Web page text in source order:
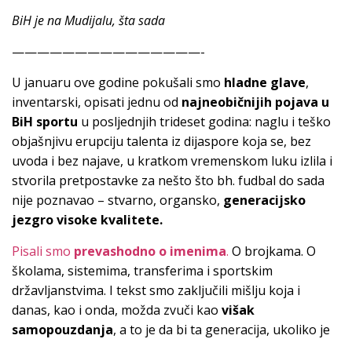
BiH je na Mudijalu, šta sada
———————————————-
U januaru ove godine pokušali smo hladne glave,
inventarski, opisati jednu od najneobičnijih pojava u
BiH sportu u posljednjih trideset godina: naglu i teško
objašnjivu erupciju talenta iz dijaspore koja se, bez
uvoda i bez najave, u kratkom vremenskom luku izlila i
stvorila pretpostavke za nešto što bh. fudbal do sada
nije poznavao – stvarno, organsko, generacijsko
jezgro visoke kvalitete.
Pisali smo prevashodno o imenima. O brojkama. O
školama, sistemima, transferima i sportskim
državljanstvima. I tekst smo zaključili mišlju koja i
danas, kao i onda, možda zvuči kao višak
samopouzdanja, a to je da bi ta generacija, ukoliko je